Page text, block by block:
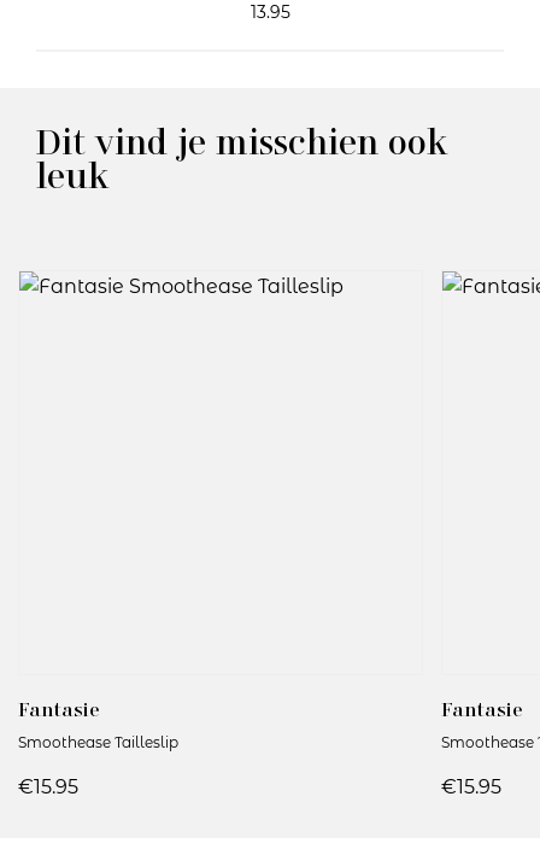
13.95
Dit vind je misschien ook
leuk
Fantasie
Smoothease Tailleslip
€15.95
Fantasie
Smoothease
€15.95